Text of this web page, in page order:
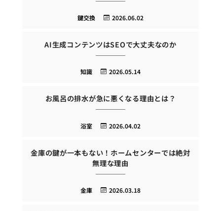
2026.06.02
鍵交換
AI生成コンテンツはSEOで大丈夫なのか
2026.05.14
知識
お風呂の排水が急に悪くなる理由とは？
2026.04.02
浴室
金庫の鍵が一本もない！ホームセンターでは絶対
無理な理由
2026.03.18
金庫